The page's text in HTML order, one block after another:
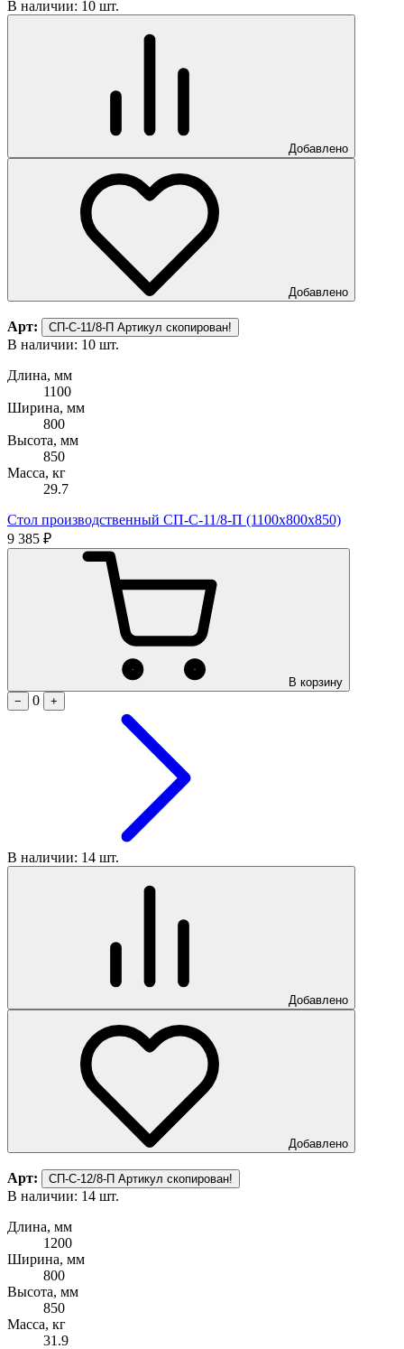
В наличии: 10 шт.
Добавлено
Добавлено
Арт: СП-С-11/8-П Артикул скопирован!
В наличии: 10 шт.
Длина, мм
1100
Ширина, мм
800
Высота, мм
850
Масса, кг
29.7
Стол производственный СП-С-11/8-П (1100х800х850)
9 385 ₽
В корзину
−
0 +
В наличии: 14 шт.
Добавлено
Добавлено
Арт: СП-С-12/8-П Артикул скопирован!
В наличии: 14 шт.
Длина, мм
1200
Ширина, мм
800
Высота, мм
850
Масса, кг
31.9